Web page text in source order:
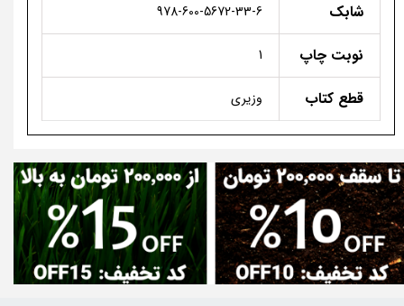
شابک 978-600-5672-33-6
نوبت چاپ 1
قطع کتاب وزیری